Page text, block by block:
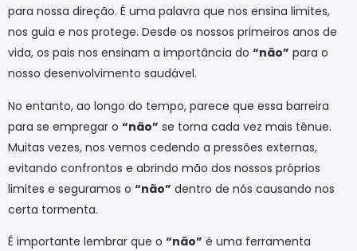
para nossa direção. É uma palavra que nos ensina limites,
nos guia e nos protege. Desde os nossos primeiros anos de
vida, os pais nos ensinam a importância do “não” para o
nosso desenvolvimento saudável.
No entanto, ao longo do tempo, parece que essa barreira
para se empregar o “não” se torna cada vez mais tênue.
Muitas vezes, nos vemos cedendo a pressões externas,
evitando confrontos e abrindo mão dos nossos próprios
limites e seguramos o “não” dentro de nós causando nos
certa tormenta.
É importante lembrar que o “não” é uma ferramenta